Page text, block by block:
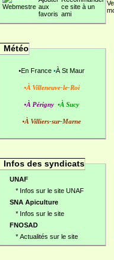
Météo
•En France •À St Maur
•À Villeneuve-le-Roi
•À Périgny •À Sucy
•À Villiers-sur-Marne
Infos des syndicats
UNAF
* Infos sur le site UNAF
SNA Apiculture
* Infos sur le site
FNOSAD
* Actualités sur le site